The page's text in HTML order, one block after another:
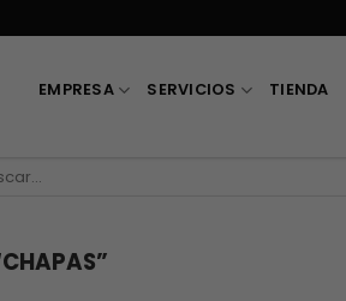
EMPRESA SERVICIOS TIENDA